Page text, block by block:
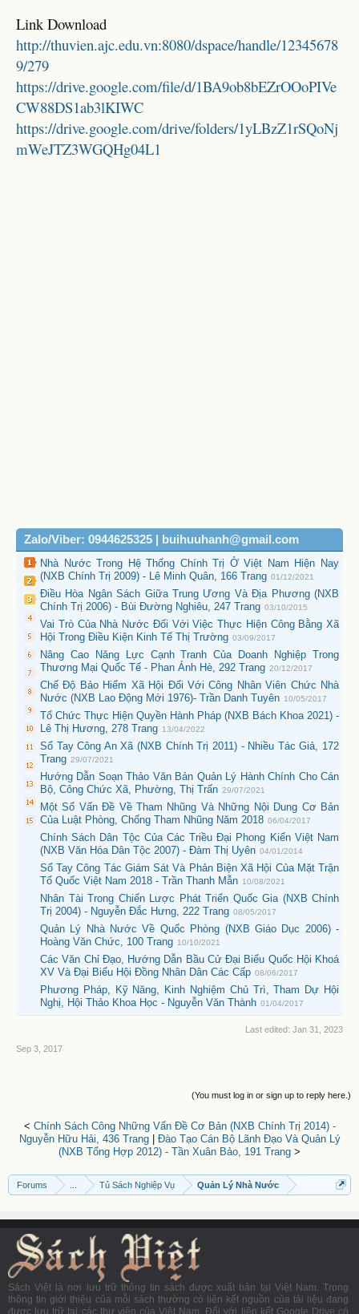
Link Download
http://thuvien.ajc.edu.vn:8080/dspace/handle/12345678
9/279
https://drive.google.com/file/d/1BA9ob8bEZrOOoPIVe
CW88DS1ab3lKIWC
https://drive.google.com/drive/folders/1yLBzZ1rSQoNj
mWeJTZ3WGQHg04L1
Zalo/Viber: 0944625325 | buihuuhanh@gmail.com
Nhà Nước Trong Hệ Thống Chính Trị Ở Việt Nam Hiện Nay
(NXB Chính Trị 2009) - Lê Minh Quân, 166 Trang 01/12/2021
Điều Hòa Ngân Sách Giữa Trung Ương Và Địa Phương (NXB
Chính Trị 2006) - Bùi Đường Nghiêu, 247 Trang 03/10/2015
Vai Trò Của Nhà Nước Đối Với Việc Thực Hiện Công Bằng Xã
Hội Trong Điều Kiện Kinh Tế Thị Trường 03/09/2017
Nâng Cao Năng Lực Cạnh Tranh Của Doanh Nghiệp Trong
Thương Mại Quốc Tế - Phan Ánh Hè, 292 Trang 20/12/2017
Chế Độ Bảo Hiểm Xã Hội Đối Với Công Nhân Viên Chức Nhà
Nước (NXB Lao Động Mới 1976)- Trần Danh Tuyên 10/05/2017
Tổ Chức Thực Hiện Quyền Hành Pháp (NXB Bách Khoa 2021) -
Lê Thị Hương, 278 Trang 13/04/2022
Sổ Tay Công An Xã (NXB Chính Trị 2011) - Nhiều Tác Giả, 172
Trang 29/07/2021
Hướng Dẫn Soạn Thảo Văn Bản Quản Lý Hành Chính Cho Cán
Bộ, Công Chức Xã, Phường, Thị Trấn 29/07/2021
Một Số Vấn Đề Về Tham Nhũng Và Những Nội Dung Cơ Bản
Của Luật Phòng, Chống Tham Nhũng Năm 2018 06/04/2017
Chính Sách Dân Tộc Của Các Triều Đại Phong Kiến Việt Nam
(NXB Văn Hóa Dân Tộc 2007) - Đàm Thị Uyên 04/01/2014
Sổ Tay Công Tác Giám Sát Và Phản Biện Xã Hội Của Mặt Trận
Tổ Quốc Việt Nam 2018 - Trần Thanh Mẫn 10/08/2021
Nhân Tài Trong Chiến Lược Phát Triển Quốc Gia (NXB Chính
Trị 2004) - Nguyễn Đắc Hưng, 222 Trang 08/05/2017
Quản Lý Nhà Nước Về Quốc Phòng (NXB Giáo Dục 2006) -
Hoàng Văn Chức, 100 Trang 10/10/2021
Các Văn Chỉ Đạo, Hướng Dẫn Bầu Cử Đại Biểu Quốc Hội Khoá
XV Và Đại Biểu Hội Đồng Nhân Dân Các Cấp 08/06/2017
Phương Pháp, Kỹ Năng, Kinh Nghiệm Chủ Trì, Tham Dự Hội
Nghị, Hội Thảo Khoa Học - Nguyễn Văn Thành 01/04/2017
Last edited: Jan 31, 2023
Sep 3, 2017
(You must log in or sign up to reply here.)
< Chính Sách Công Những Vấn Đề Cơ Bản (NXB Chính Trị 2014) -
Nguyễn Hữu Hải, 436 Trang| Đào Tạo Cán Bộ Lãnh Đạo Và Quản Lý
(NXB Tổng Hợp 2012) - Tần Xuân Bảo, 191 Trang >
Forums Tủ Sách Nghiệp Vụ Quản Lý Nhà Nước
Sách Việt là nơi lưu trữ thông tin sách được xuất bản tại Việt Nam. Trong
thông tin giới thiệu của mỗi sách thường có liên kết nguồn của tài liệu đang